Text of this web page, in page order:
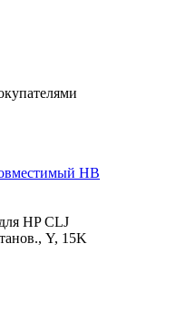
HB
HP CLJ
Y, 15K